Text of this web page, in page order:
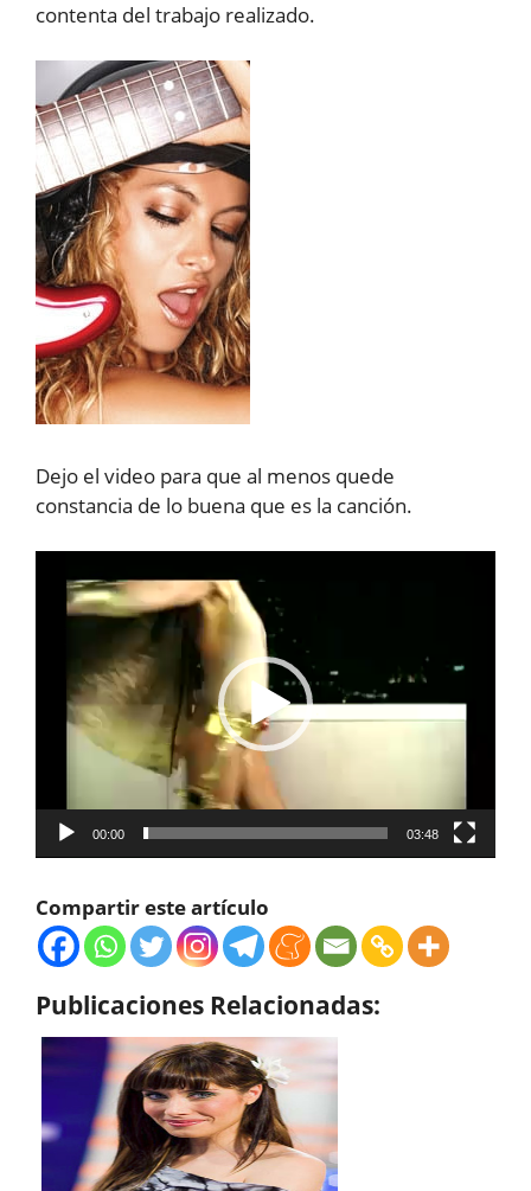
contenta del trabajo realizado.
Dejo el video para que al menos quede
constancia de lo buena que es la canción.
vídeo
00:00 03:48
Compartir este artículo
Publicaciones Relacionadas: